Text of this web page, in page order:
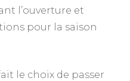
l’ouverture et
pour la saison
le choix de passer